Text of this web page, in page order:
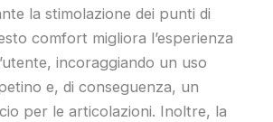
la stimolazione dei punti di
comfort migliora l’esperienza
incoraggiando un uso
e, di conseguenza, un
per le articolazioni. Inoltre, la